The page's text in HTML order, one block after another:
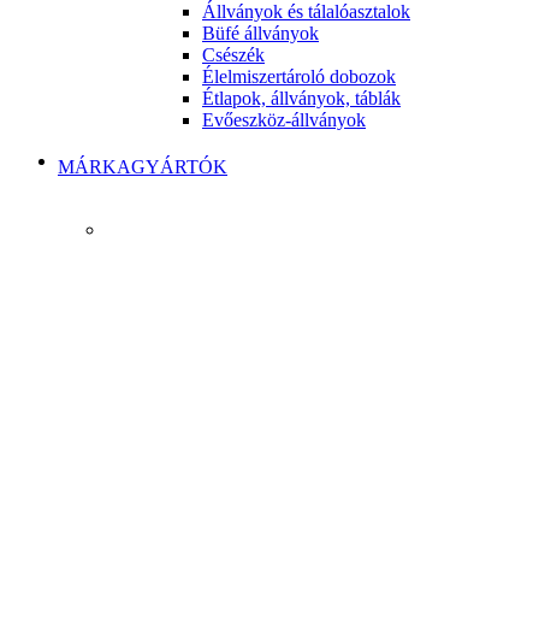
Állványok és tálalóasztalok
Büfé állványok
Csészék
Élelmiszertároló dobozok
Étlapok, állványok, táblák
Evőeszköz-állványok
MÁRKAGYÁRTÓK